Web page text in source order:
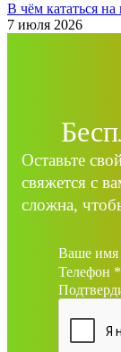
В чём кататься
7 июля 2026
Оставьте
свяжется с
сложна,
Ваше имя
Телефон *